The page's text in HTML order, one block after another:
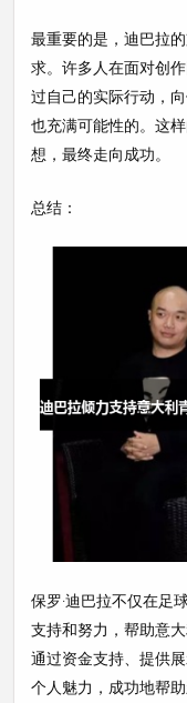
最重要的是，迪巴拉
求。许多人在面对创
过自己的实际行动，
也充满可能性的。这
想，最终走向成功。
总结：
保罗·迪巴拉不仅在足
支持和努力，帮助意
通过资金支持、提供
个人魅力，成功地帮